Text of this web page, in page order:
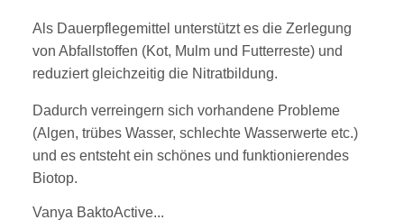
Als Dauerpflegemittel unterstützt es die Zerlegung
von Abfallstoffen (Kot, Mulm und Futterreste) und
reduziert gleichzeitig die Nitratbildung.
Dadurch verreingern sich vorhandene Probleme
(Algen, trübes Wasser, schlechte Wasserwerte etc.)
und es entsteht ein schönes und funktionierendes
Biotop.
Vanya BaktoActive...